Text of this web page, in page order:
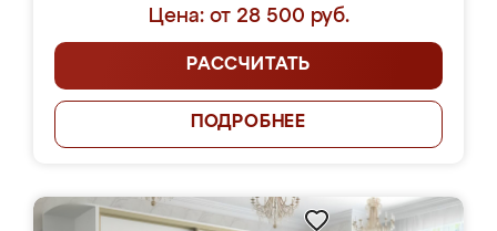
Цена: от 28 500 руб.
РАССЧИТАТЬ
ПОДРОБНЕЕ